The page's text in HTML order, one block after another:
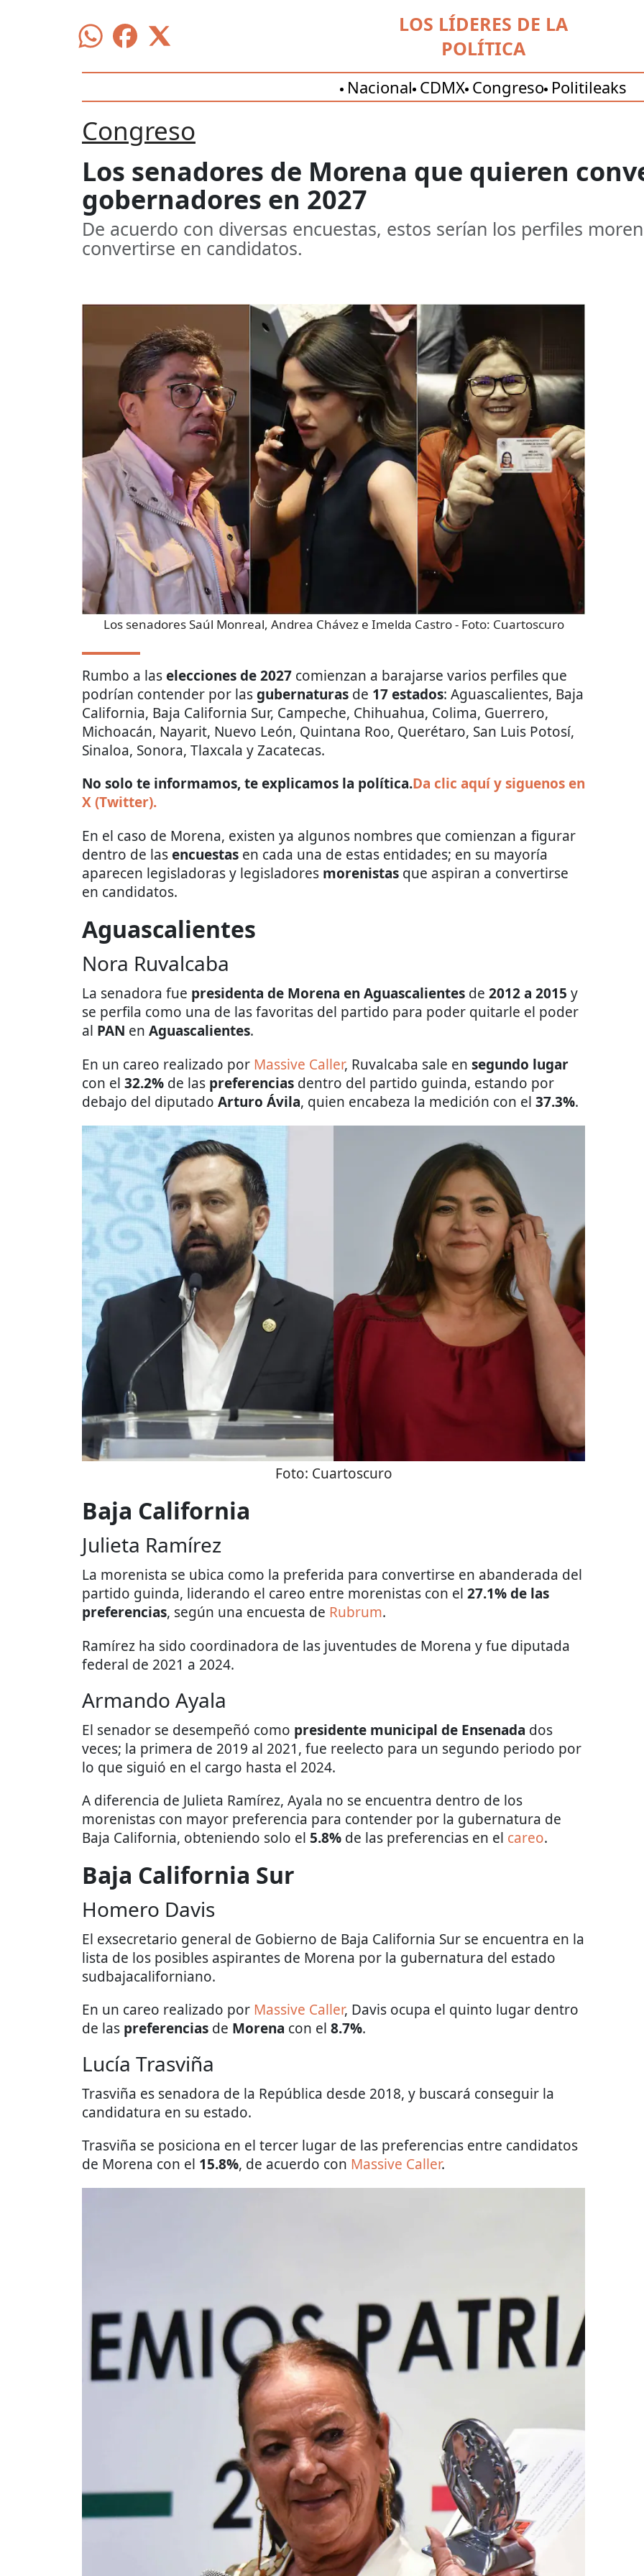
LOS LÍDERES DE LA
POLÍTICA
Nacional CDMX Congreso Politileaks
Congreso
Los senadores de Morena que quieren
gobernadores en 2027
De acuerdo con diversas encuestas, estos serían los perfiles
convertirse en candidatos.
Los senadores Saúl Monreal, Andrea Chávez e Imelda Castro- Foto: Cuartoscuro
Rumbo a laselecciones de 2027 comienzan a barajarse varios perfiles que
podrían contender por lasgubernaturas de 17 estados: Aguascalientes, Baja
California, Baja California Sur, Campeche, Chihuahua, Colima, Guerrero,
Michoacán, Nayarit, Nuevo León, Quintana Roo, Querétaro, San Luis Potosí,
Sinaloa, Sonora, Tlaxcala y Zacatecas.
No solo te informamos, te explicamos la política.Da clic aquí y siguenos en
X (Twitter).
En el caso de Morena, existen ya algunos nombres que comienzan a figurar
dentro de lasencuestas en cada una de estas entidades; en su mayoría
aparecen legisladoras y legisladores morenistas que aspiran a convertirse
en candidatos.
Aguascalientes
Nora Ruvalcaba
La senadora fue presidenta de Morena en Aguascalientes de 2012 a 2015 y
se perfila como una de las favoritas del partido para poder quitarle el poder
al PAN en Aguascalientes.
En un careo realizado por Massive Caller, Ruvalcaba sale en segundo lugar
con el 32.2% de las preferencias dentro del partido guinda, estando por
debajo del diputado Arturo Ávila, quien encabeza la medición con el 37.3%.
Foto: Cuartoscuro
Baja California
Julieta Ramírez
La morenista se ubica como la preferida para convertirse en abanderada del
partido guinda, liderando el careo entre morenistas con el 27.1% de las
preferencias, según una encuesta de Rubrum.
Ramírez ha sido coordinadora de las juventudes de Morena y fue diputada
federal de 2021 a 2024.
Armando Ayala
El senador se desempeñó como presidente municipal de Ensenada dos
veces; la primera de 2019 al 2021, fue reelecto para un segundo periodo por
lo que siguió en el cargo hasta el 2024.
A diferencia de Julieta Ramírez, Ayala no se encuentra dentro de los
morenistas con mayor preferencia para contender por la gubernatura de
Baja California, obteniendo solo el 5.8% de las preferencias en el careo.
Baja California Sur
Homero Davis
El exsecretario general de Gobierno de Baja California Sur se encuentra en la
lista de los posibles aspirantes de Morena por la gubernatura del estado
sudbajacaliforniano.
En un careo realizado por Massive Caller, Davis ocupa el quinto lugar dentro
de las preferencias de Morena con el 8.7%.
Lucía Trasviña
Trasviña es senadora de la República desde 2018, y buscará conseguir la
candidatura en su estado.
Trasviña se posiciona en el tercer lugar de las preferencias entre candidatos
de Morena con el 15.8%, de acuerdo con Massive Caller.